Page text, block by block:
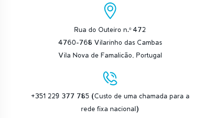
Rua do Outeiro n.º 472
4760-768 Vilarinho das Cambas
Vila Nova de Famalicão, Portugal
+351 229 377 785 (Custo de uma chamada para a
rede fixa nacional)